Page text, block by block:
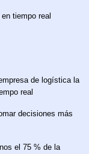
tiempo real
de logística la
real
decisiones más
el 75 % de la